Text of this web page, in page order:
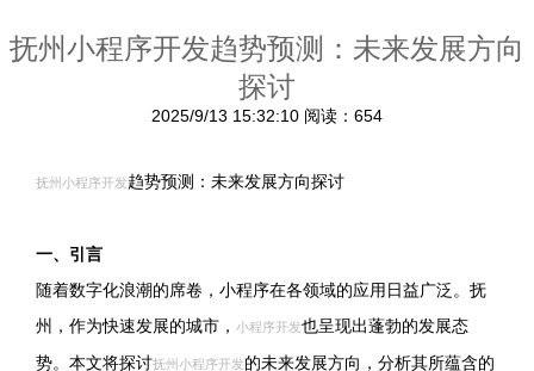
抚州小程序开发趋势预测：未来发展方向
探讨
2025/9/13 15:32:10 阅读：654
抚州小程序开发趋势预测：未来发展方向探讨
一、引言
随着数字化浪潮的席卷，小程序在各领域的应用日益广泛。抚
州，作为快速发展的城市， 小程序开发也呈现出蓬勃的发展态
势。本文将探讨抚州小程序开发的未来发展方向，分析其所蕴含的